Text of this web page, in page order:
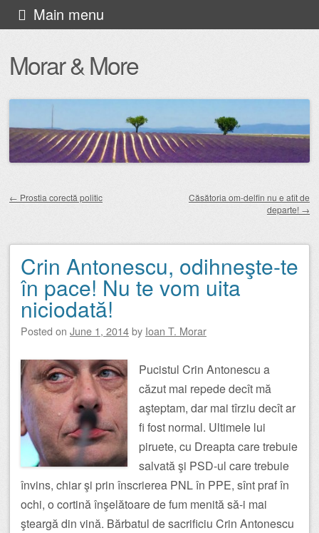
Morar & More
Main menu
Skip
to
content
← Prostia corectă politic
Căsătoria om-delfin nu e atît de
departe! →
Crin Antonescu, odihneşte-te
în pace! Nu te vom uita
niciodată!
Posted on June 1, 2014by Ioan T. Morar
Pucistul Crin Antonescu a
căzut mai repede decît mă
aşteptam, dar mai tîrziu decît ar
fi fost normal. Ultimele lui
piruete, cu Dreapta care trebuie
salvată şi PSD-ul care trebuie
învins, chiar şi prin înscrierea PNL în PPE, sînt praf în
ochi, o cortină înşelătoare de fum menită să-i mai
şteargă din vină. Bărbatul de sacrificiu Crin Antonescu